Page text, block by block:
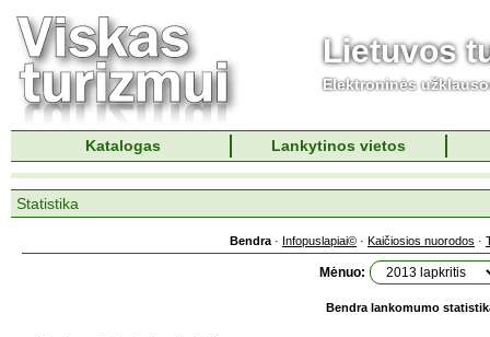
Lietuvos
Elektroninės
Katalogas Lankytinos vietos
Statistika
Bendra · Infopuslapiai© · Kaičiosios nuorodos ·
Mėnuo:
Bendra lankomumo